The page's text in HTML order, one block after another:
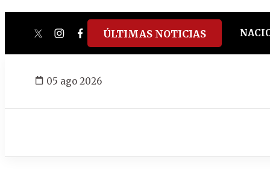
twitterinstagram
facebook
tiktokyoutube
spotify
ÚLTIMAS NOTICIAS
05 ago 2026